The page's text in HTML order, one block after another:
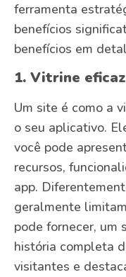
ferramenta
benefícios
benefícios em
1. Vitrine
Um site é como a
o seu aplicativo.
você pode
recursos,
app.
geralmente
pode fornecer, um
história completa
visitantes e